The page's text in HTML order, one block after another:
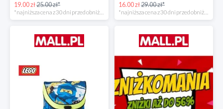
19.00 zł25.00 zł*
*najniższa cena z 30 dni przed obniżką
16.00 zł29.00 zł*
*najniższa cena z 30 dni przed obniżką